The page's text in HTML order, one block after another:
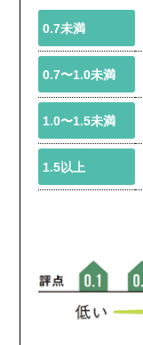
0.7未満
0.7〜1.0未満
1.0〜1.5未満
1.5以上